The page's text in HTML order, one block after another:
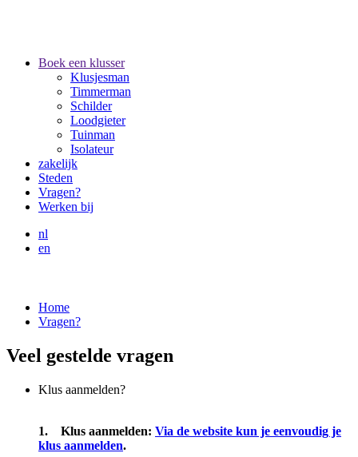
Boek een klusser
Klusjesman
Timmerman
Schilder
Loodgieter
Tuinman
Isolateur
zakelijk
Steden
Vragen?
Werken bij
nl
en
Home
Vragen?
Veel gestelde vragen
Klus aanmelden?
1. Klus aanmelden: Via de website kun je eenvoudig je
klus aanmelden.